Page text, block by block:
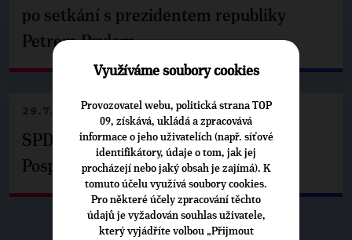
po setkání s prezidentem republiky
Petrem Pavlem
29.7.2026
SPD už není ve zprávě o extremismu.
Pospíšil: Je tu pachuť
Využíváme soubory cookies
Provozovatel webu, politická strana TOP
09, získává, ukládá a zpracovává
informace o jeho uživatelích (např. síťové
identifikátory, údaje o tom, jak jej
procházejí nebo jaký obsah je zajímá). K
tomuto účelu využívá soubory cookies.
Pro některé účely zpracování těchto
údajů je vyžadován souhlas uživatele,
který vyjádříte volbou „Přijmout